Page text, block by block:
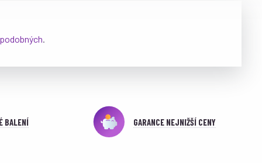
.
BALENÍ GARANCE NEJNIŽŠÍ CENY